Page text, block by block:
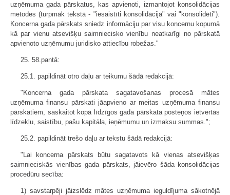
uzņēmuma gada pārskatus, kas apvienoti, izmantojot konsolidācijas
metodes (turpmāk tekstā - "iesaistīti konsolidācijā" vai "konsolidēti").
Koncerna gada pārskats sniedz informāciju par visu koncernu kopumā
kā par vienu atsevišķu saimniecisko vienību neatkarīgi no pārskatā
apvienoto uzņēmumu juridisko attiecību robežas."
25. 58.pantā:
25.1. papildināt otro daļu ar teikumu šādā redakcijā:
"Koncerna gada pārskata sagatavošanas procesā mātes
uzņēmuma finansu pārskati jāapvieno ar meitas uzņēmuma finansu
pārskatiem, saskaitot kopā līdzīgos gada pārskata posteņos ietvertās
līdzekļu, saistību, pašu kapitāla, ieņēmumu un izmaksu summas.";
25.2. papildināt trešo daļu ar tekstu šādā redakcijā:
"Lai koncerna pārskats būtu sagatavots kā vienas atsevišķas
saimnieciskās vienības gada pārskats, jāievēro šāda konsolidācijas
procedūru secība:
1) savstarpēji jāizslēdz mātes uzņēmuma ieguldījuma sākotnējā